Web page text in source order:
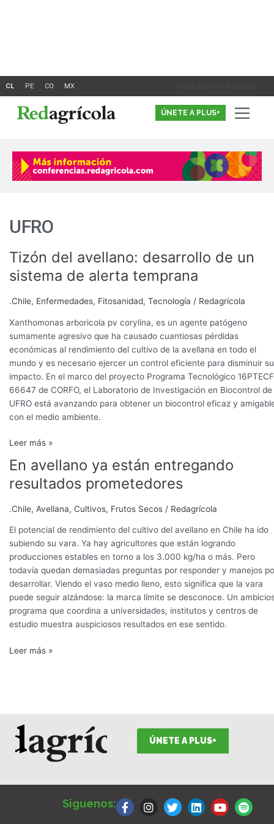
Inicia Sesión o Registrate
ÚNETE A PLUS+
UFRO
Tizón del avellano: desarrollo de un
sistema de alerta temprana
.Chile, Enfermedades, Fitosanidad, Tecnología / Redagrícola
Xanthomonas arboricola pv corylina, es un agente patógeno
sumamente agresivo que ha causado cuantiosas pérdidas
económicas al rendimiento del cultivo de la avellana en todo el
mundo y es necesario ejercer un control eficiente para disminuir su
impacto. En el marco del proyecto Programa Tecnológico
66647 de CORFO, el Laboratorio de Investigación en Biocontrol de
UFRO está avanzando para obtener un biocontrol eficaz y
con el medio ambiente.
Tizón
del
avellano:
desarrollo
un
sistema
de
alerta
temprana
Leer más »
En avellano ya están entregando
resultados prometedores
.Chile, Avellana, Cultivos, Frutos Secos / Redagrícola
El potencial de rendimiento del cultivo del avellano en Chile ha ido
subiendo su vara. Ya hay agricultores que están logrando
producciones estables en torno a los 3.000 kg/ha o más. Pero
todavía quedan demasiadas preguntas por responder y manejos
desarrollar. Viendo el vaso medio lleno, esto significa que la vara
puede seguir alzándose: la marca límite se desconoce. Un
programa que coordina a universidades, institutos y centros de
estudio muestra auspiciosos resultados en ese sentido.
En
avellano
ya
entregando
resultados
prometedores
Leer más »
ÚNETE A PLUS+
Siguenos:
a
c
n
s
w
i
i
n
o
u
p
o